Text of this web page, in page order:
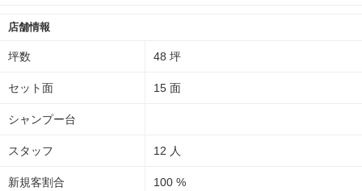
店舗情報
坪数 48 坪
セット面 15 面
シャンプー台
スタッフ 12 人
新規客割合 100 %